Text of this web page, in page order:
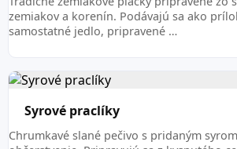
zemiakov a korenín. Podávajú sa ako
samostatné jedlo, pripravené …
Syrové praclíky
Chrumkavé slané pečivo s pridaným